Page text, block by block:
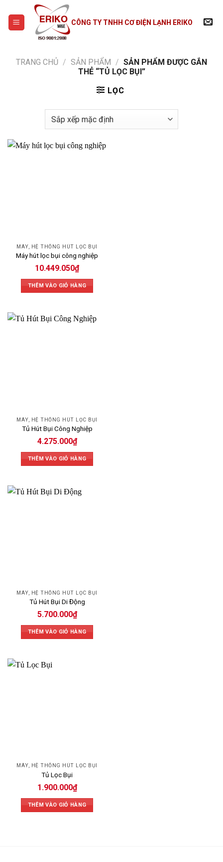
content
CÔNG TY TNHH CƠ ĐIỆN LẠNH ERIKO
TRANG CHỦ / SẢN PHẨM / SẢN PHẨM ĐƯỢC GẮN
THẺ “TỦ LỌC BỤI”
LỌC
MÁY, HỆ THỐNG HÚT LỌC BỤI
Máy hút lọc bụi công nghiệp
10.449.050₫
THÊM VÀO GIỎ HÀNG
MÁY, HỆ THỐNG HÚT LỌC BỤI
Tủ Hút Bụi Công Nghiệp
4.275.000₫
THÊM VÀO GIỎ HÀNG
MÁY, HỆ THỐNG HÚT LỌC BỤI
Tủ Hút Bụi Di Động
5.700.000₫
THÊM VÀO GIỎ HÀNG
MÁY, HỆ THỐNG HÚT LỌC BỤI
Tủ Lọc Bụi
1.900.000₫
THÊM VÀO GIỎ HÀNG